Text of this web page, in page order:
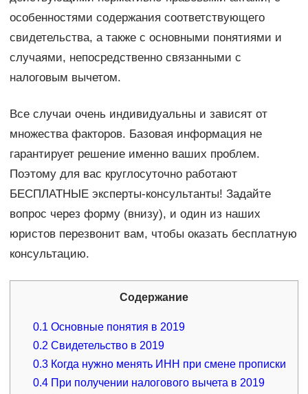
особенностями содержания соответствующего
свидетельства, а также с основными понятиями и
случаями, непосредственно связанными с
налоговым вычетом.
Все случаи очень индивидуальны и зависят от
множества факторов. Базовая информация не
гарантирует решение именно ваших проблем.
Поэтому для вас круглосуточно работают
БЕСПЛАТНЫЕ эксперты-консультанты! Задайте
вопрос через форму (внизу), и один из наших
юристов перезвонит вам, чтобы оказать бесплатную
консультацию.
Содержание
0.1 Основные понятия в 2019
0.2 Свидетельство в 2019
0.3 Когда нужно менять ИНН при смене прописки
0.4 При получении налогового вычета в 2019